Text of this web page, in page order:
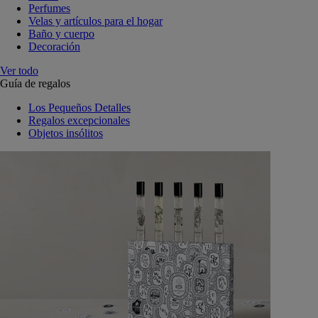
Perfumes
Velas y artículos para el hogar
Baño y cuerpo
Decoración
Ver todo
Guía de regalos
Los Pequeños Detalles
Regalos excepcionales
Objetos insólitos